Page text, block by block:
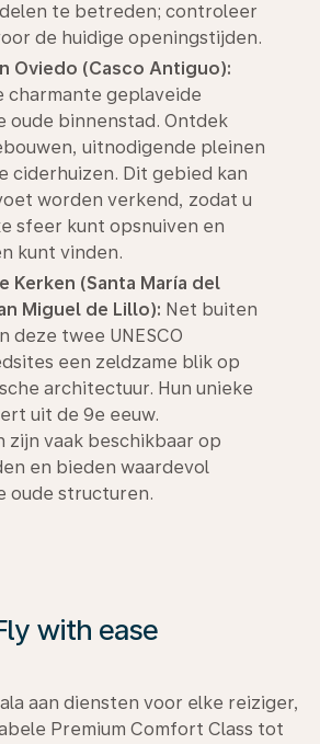
te betreden; controleer
de huidige openingstijden.
Oviedo (Casco Antiguo):
charmante geplaveide
oude binnenstad. Ontdek
uitnodigende pleinen
ciderhuizen. Dit gebied kan
worden verkend, zodat u
sfeer kunt opsnuiven en
kunt vinden.
Kerken (Santa María del
Miguel de Lillo): Net buiten
deze twee UNESCO
een zeldzame blik op
architectuur. Hun unieke
uit de 9e eeuw.
zijn vaak beschikbaar op
en bieden waardevol
oude structuren.
with ease
aan diensten voor elke reiziger,
Premium Comfort Class tot